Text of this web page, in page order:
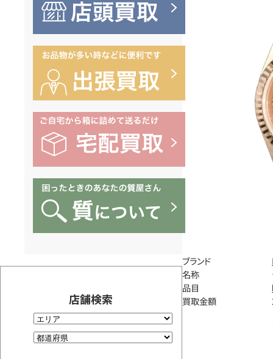
店舗検索
ブランド
名称
品目
買取金額